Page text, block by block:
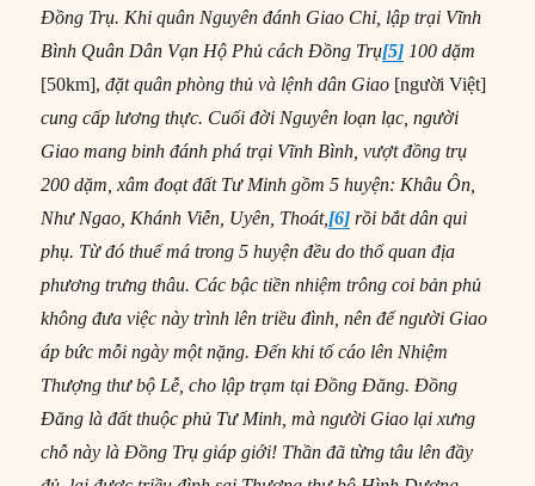
Đồng Trụ. Khi quân Nguyên đánh Giao Chỉ, lập trại Vĩnh
Bình Quân Dân Vạn Hộ Phủ cách Đồng Trụ[5] 100 dặm
[50km], đặt quân phòng thủ và lệnh dân Giao [người Việt]
cung cấp lương thực. Cuối đời Nguyên loạn lạc, người
Giao mang binh đánh phá trại Vĩnh Bình, vượt đồng trụ
200 dặm, xâm đoạt đất Tư Minh gồm 5 huyện: Khâu Ôn,
Như Ngao, Khánh Viễn, Uyên, Thoát, [6] rồi bắt dân qui
phụ. Từ đó thuế má trong 5 huyện đều do thổ quan địa
phương trưng thâu. Các bậc tiền nhiệm trông coi bản phủ
không đưa việc này trình lên triều đình, nên để người Giao
áp bức mỗi ngày một nặng. Đến khi tố cáo lên Nhiệm
Thượng thư bộ Lễ, cho lập trạm tại Đồng Đăng. Đồng
Đăng là đất thuộc phủ Tư Minh, mà người Giao lại xưng
chỗ này là Đồng Trụ giáp giới! Thần đã từng tâu lên đầy